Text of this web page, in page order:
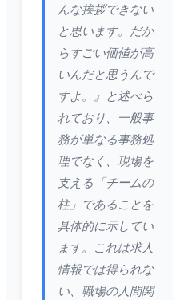
んな挨拶できない
と思います。だか
らすごい価値が高
いんだと思うんで
すよ。』と述べら
れており、一般事
務が単なる事務処
理でなく、現場を
支える「チームの
柱」であることを
具体的に示してい
ます。これは求人
情報では得られな
い、職場の人間関